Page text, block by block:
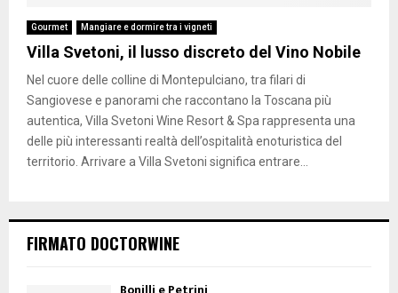
Gourmet Mangiare e dormire tra i vigneti
Villa Svetoni, il lusso discreto del Vino Nobile
Nel cuore delle colline di Montepulciano, tra filari di
Sangiovese e panorami che raccontano la Toscana più
autentica, Villa Svetoni Wine Resort & Spa rappresenta una
delle più interessanti realtà dell’ospitalità enoturistica del
territorio. Arrivare a Villa Svetoni significa entrare...
FIRMATO DOCTORWINE